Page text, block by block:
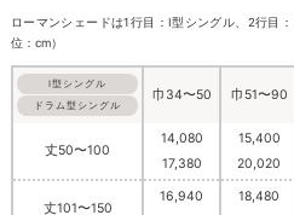
ローマンシェードは1行目：I型シングル、2行目
位：cm）
I型シングル
ドラム型シングル
巾34〜50 巾51〜90
丈50〜100
14,080
17,380
15,400
20,020
丈101〜150
16,940
18,480